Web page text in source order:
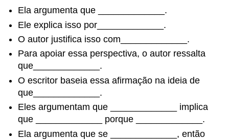
Ela argumenta que _____________.
Ele explica isso por_____________.
O autor justifica isso com_____________.
Para apoiar essa perspectiva, o autor ressalta
que_____________.
O escritor baseia essa afirmação na ideia de
que_____________.
Eles argumentam que _____________ implica
que _____________ porque _____________.
Ela argumenta que se _____________, então